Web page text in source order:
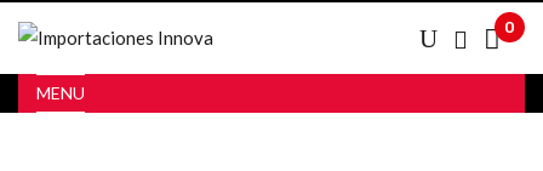
0
MENU